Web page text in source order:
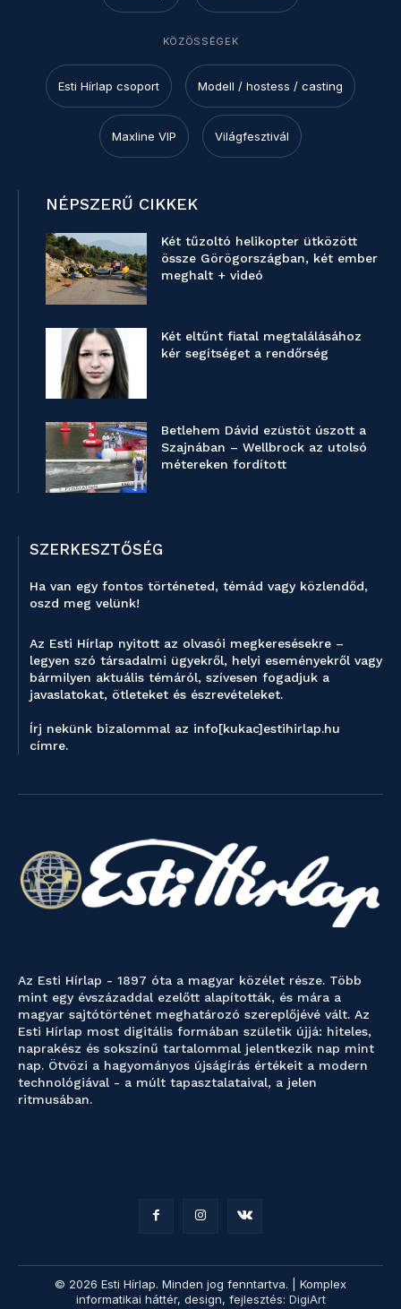
KÖZÖSSÉGEK
Esti Hírlap csoport Modell / hostess / casting
Maxline VIP Világfesztivál
NÉPSZERŰ CIKKEK
Két tűzoltó helikopter ütközött
össze Görögországban, két ember
meghalt + videó
Két eltűnt fiatal megtalálásához
kér segítséget a rendőrség
Betlehem Dávid ezüstöt úszott a
Szajnában – Wellbrock az utolsó
métereken fordított
SZERKESZTŐSÉG
Ha van egy fontos történeted, témád vagy közlendőd,
oszd meg velünk!
Az Esti Hírlap nyitott az olvasói megkeresésekre –
legyen szó társadalmi ügyekről, helyi eseményekről vagy
bármilyen aktuális témáról, szívesen fogadjuk a
javaslatokat, ötleteket és észrevételeket.
Írj nekünk bizalommal az info[kukac]estihirlap.hu
címre.
Az Esti Hírlap - 1897 óta a magyar közélet része. Több
mint egy évszázaddal ezelőtt alapították, és mára a
magyar sajtótörténet meghatározó szereplőjévé vált. Az
Esti Hírlap most digitális formában születik újjá: hiteles,
naprakész és sokszínű tartalommal jelentkezik nap mint
nap. Ötvözi a hagyományos újságírás értékeit a modern
technológiával - a múlt tapasztalataival, a jelen
ritmusában.
© 2026 Esti Hírlap. Minden jog fenntartva. | Komplex
informatikai háttér, design, fejlesztés: DigiArt